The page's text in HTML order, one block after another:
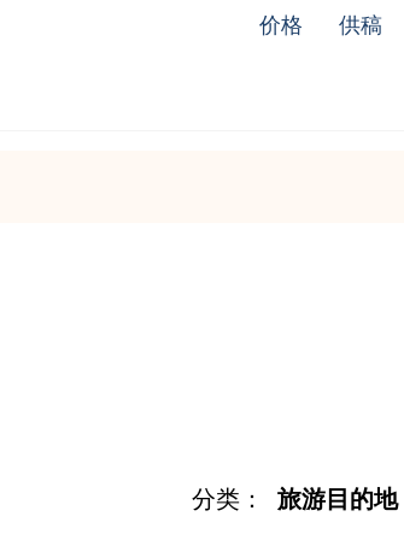
价格 供稿
分类： 旅游目的地